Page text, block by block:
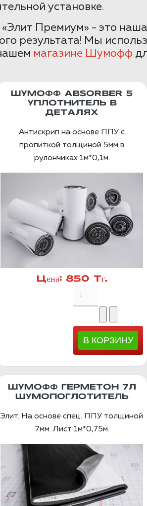
установке.
Премиум» - это
результата! Мы
магазине Шумофф
ШУМОФФ ABSORBER 5
УПЛОТНИТЕЛЬ В
ДЕТАЛЯХ
Антискрип на основе ППУ с
пропиткой толщиной 5мм в
рулончиках 1м*0,1м.
Цена: 850 Тг.
ШУМОФФ ГЕРМЕТОН 7Л
ШУМОПОГЛОТИТЕЛЬ
Элит. На основе спец. ППУ толщиной
7мм. Лист 1м*0,75м.